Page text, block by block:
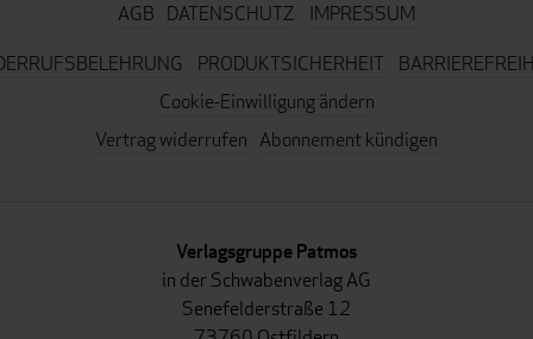
AGB DATENSCHUTZ
IMPRESSUM
PRODUKTSICHERHEIT
Cookie-Einwilligung ändern
Vertrag widerrufen Abonnement kündigen
Verlagsgruppe Patmos
in der Schwabenverlag AG
Senefelderstraße 12